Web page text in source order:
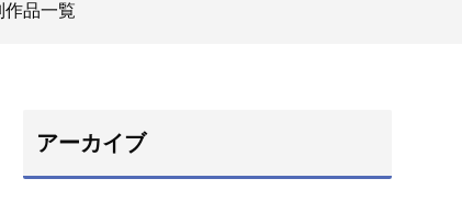
作品一覧
アーカイブ